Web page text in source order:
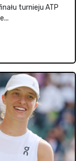
turnieju ATP